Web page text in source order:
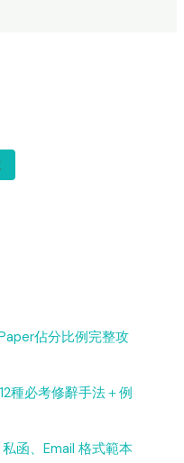
佔分比例完整攻
種必考修辭手法＋例
函、Email 格式範本